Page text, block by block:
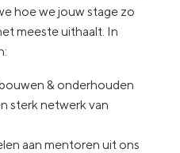
hoe we jouw stage zo
meeste uithaalt. In
& onderhouden
sterk netwerk van
aan mentoren uit ons